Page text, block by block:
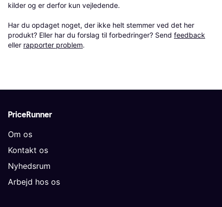
kilder og er derfor kun vejledende.
Har du opdaget noget, der ikke helt stemmer ved det her
produkt? Eller har du forslag til forbedringer? Send feedback
eller rapporter problem.
PriceRunner
Om os
Kontakt os
Nyhedsrum
Arbejd hos os